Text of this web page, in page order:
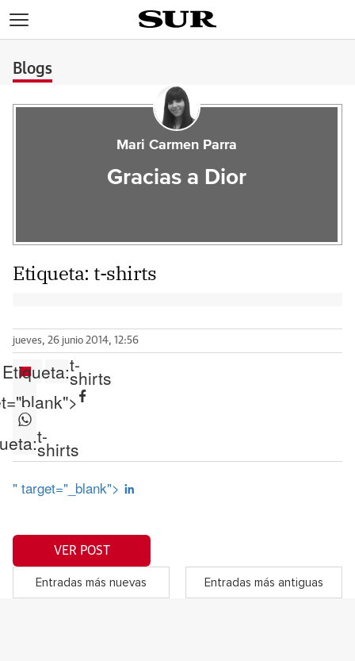
Blogs
Mari Carmen Parra
Gracias a Dior
Etiqueta: t-shirts
jueves, 26 junio 2014, 12:56
Etiqueta:t-
shirts
t-
shirts
" target="_blank">
VER POST
Entradas más nuevas Entradas más antiguas